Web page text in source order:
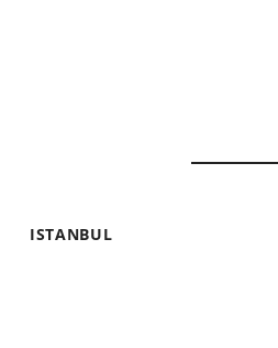
ISTANBUL